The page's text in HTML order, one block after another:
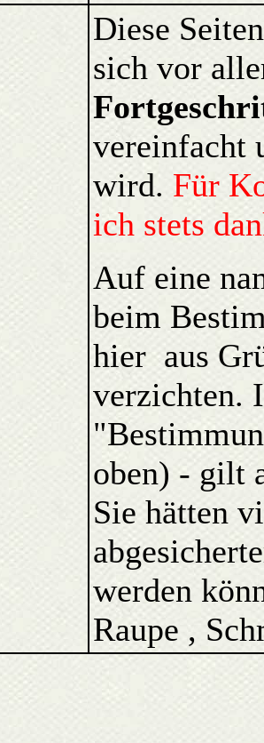
Diese
sich vor
vereinfacht
wird. Für
ich stets
Auf eine
beim
hier aus
verzichten.
oben) - gilt
Sie hätten
werden
Raupe ,